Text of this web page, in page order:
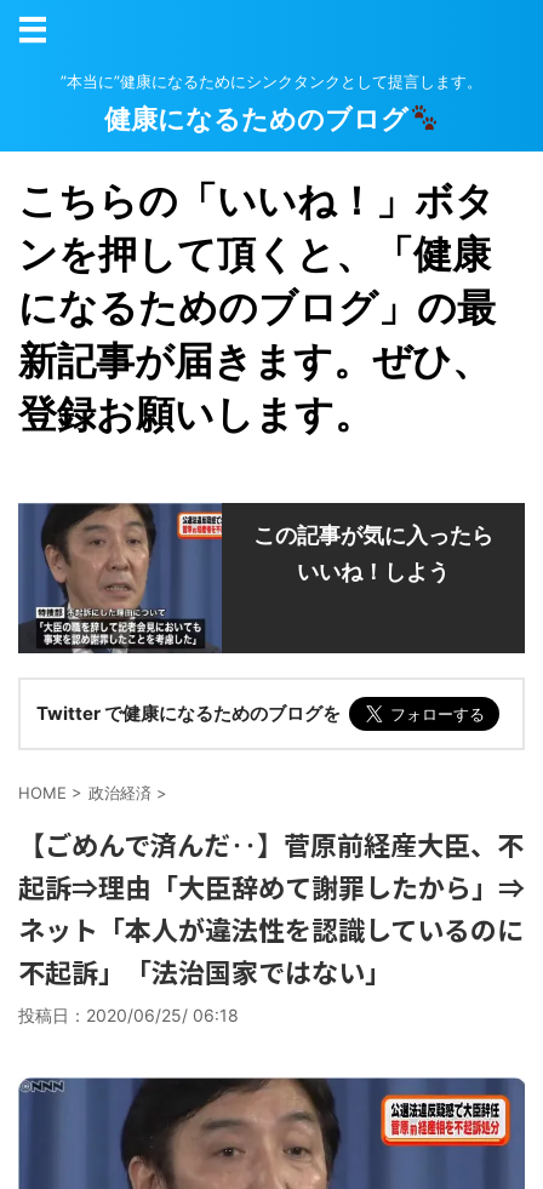
”本当に”健康になるためにシンクタンクとして提言します。
健康になるためのブログ
こちらの「いいね！」ボタ
ンを押して頂くと、「健康
になるためのブログ」の最
新記事が届きます。ぜひ、
登録お願いします。
この記事が気に入ったら
いいね！しよう
Twitter で健康になるためのブログを
HOME > 政治経済 >
【ごめんで済んだ‥】菅原前経産大臣、不
起訴⇒理由「大臣辞めて謝罪したから」⇒
ネット「本人が違法性を認識しているのに
不起訴」「法治国家ではない」
投稿日： 2020/06/25/ 06:18